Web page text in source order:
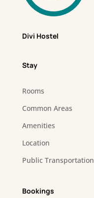
Divi Hostel
Stay
Rooms
Common Areas
Amenities
Location
Public Transportation
Bookings